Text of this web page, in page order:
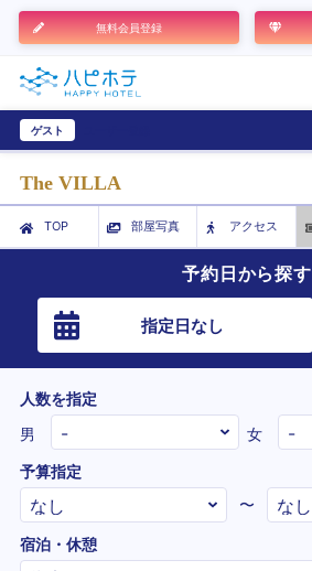
無料会員登録
ゲスト
The VILLA
TOP 部屋写真 アクセス
予約日から探す
指定日なし
人数を指定
男
女
予算指定
〜
宿泊・休憩